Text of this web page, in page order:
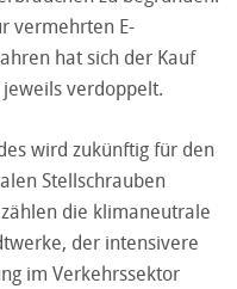
vermehrten E-
hat sich der Kauf
jeweils verdoppelt.
wird zukünftig für den
Stellschrauben
die klimaneutrale
der intensivere
im Verkehrssektor